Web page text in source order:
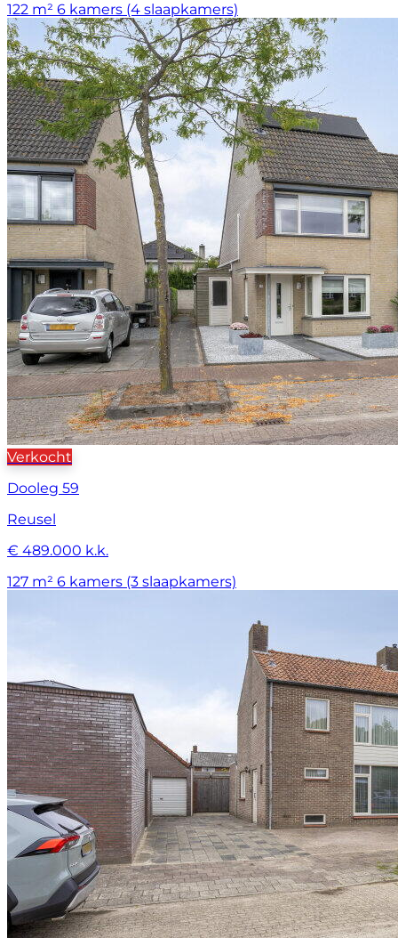
122 m² 6 kamers (4 slaapkamers)
Verkocht
Dooleg 59
Reusel
€ 489.000 k.k.
127 m² 6 kamers (3 slaapkamers)